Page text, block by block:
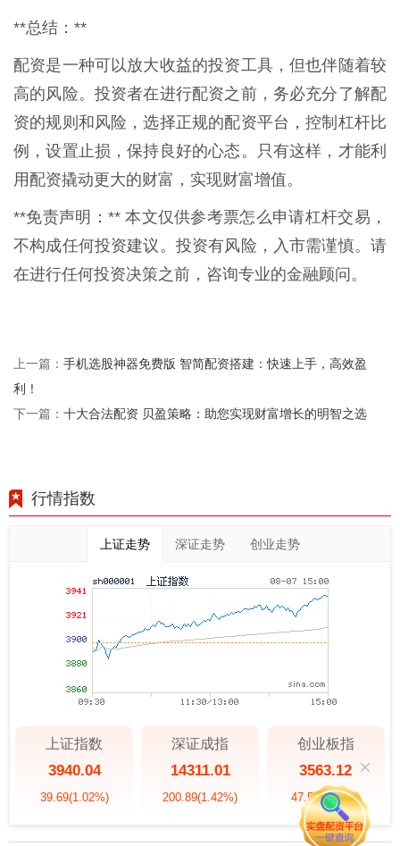
**总结：**
配资是一种可以放大收益的投资工具，但也伴随着较
高的风险。投资者在进行配资之前，务必充分了解配
资的规则和风险，选择正规的配资平台，控制杠杆比
例，设置止损，保持良好的心态。只有这样，才能利
用配资撬动更大的财富，实现财富增值。
**免责声明：** 本文仅供参考票怎么申请杠杆交易，
不构成任何投资建议。投资有风险，入市需谨慎。请
在进行任何投资决策之前，咨询专业的金融顾问。
上一篇： 手机选股神器免费版 智简配资搭建：快速上手，高效盈
利！
下一篇： 十大合法配资 贝盈策略：助您实现财富增长的明智之选
行情指数
上证走势 深证走势 创业走势
上证指数
3940.04
39.69(1.02%)
深证成指
14311.01
200.89(1.42%)
创业板指
3563.12
47.56(1.35%)